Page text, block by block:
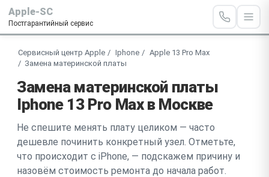
Apple-SC
Постгарантийный сервис
Сервисный центр Apple Iphone
Apple 13 Pro Max
Замена материнской платы
Замена материнской платы
Iphone 13 Pro Max в Москве
Не спешите менять плату целиком — часто
дешевле починить конкретный узел. Отметьте,
что происходит с iPhone, — подскажем причину и
назовём стоимость ремонта до начала работ.